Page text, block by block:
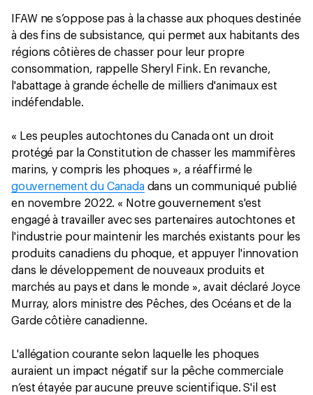
IFAW ne s’oppose pas à la chasse aux phoques destinée
à des fins de subsistance, qui permet aux habitants des
régions côtières de chasser pour leur propre
consommation, rappelle Sheryl Fink. En revanche,
l'abattage à grande échelle de milliers d'animaux est
indéfendable.
« Les peuples autochtones du Canada ont un droit
protégé par la Constitution de chasser les mammifères
marins, y compris les phoques », a réaffirmé le
gouvernement du Canadadans un communiqué publié
en novembre 2022. « Notre gouvernement s'est
engagé à travailler avec ses partenaires autochtones et
l'industrie pour maintenir les marchés existants pour les
produits canadiens du phoque, et appuyer l'innovation
dans le développement de nouveaux produits et
marchés au pays et dans le monde », avait déclaré Joyce
Murray, alors ministre des Pêches, des Océans et de la
Garde côtière canadienne.
L'allégation courante selon laquelle les phoques
auraient un impact négatif sur la pêche commerciale
n’est étayée par aucune preuve scientifique. S'il est